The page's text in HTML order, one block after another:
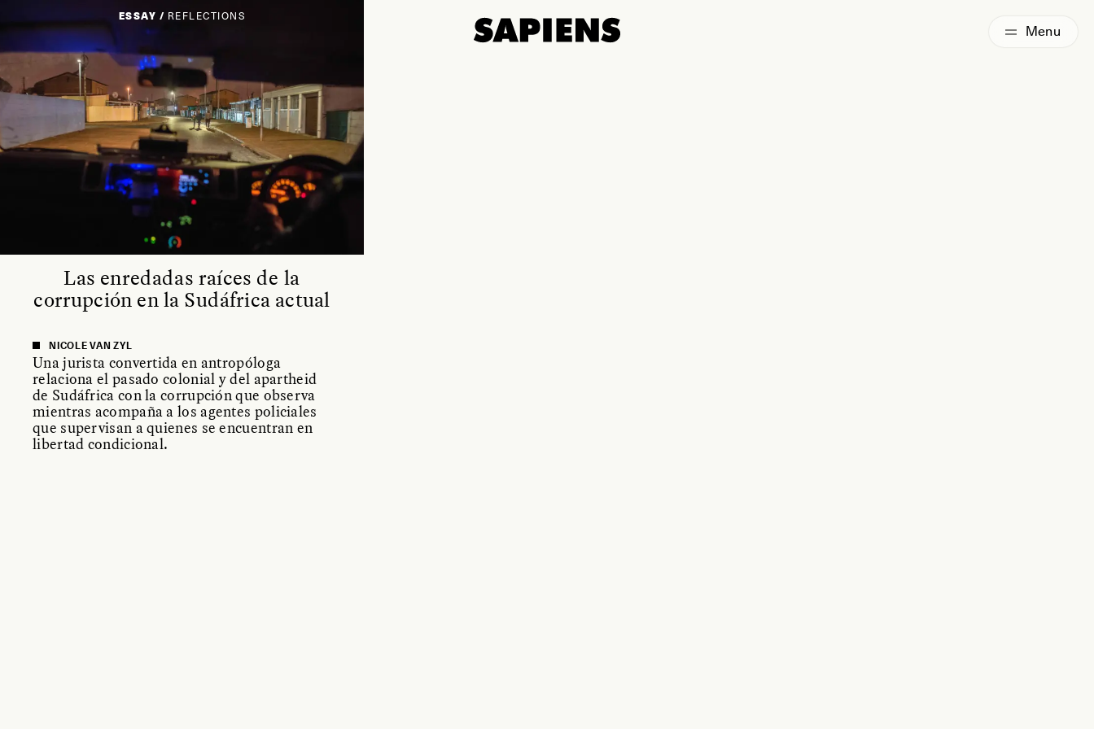
ESSAY / REFLECTIONS
Las enredadas raíces de la
corrupción en la Sudáfrica actual
NICOLE VAN ZYL
Una jurista convertida en antropóloga
relaciona el pasado colonial y del apartheid
de Sudáfrica con la corrupción que observa
mientras acompaña a los agentes policiales
que supervisan a quienes se encuentran en
libertad condicional.